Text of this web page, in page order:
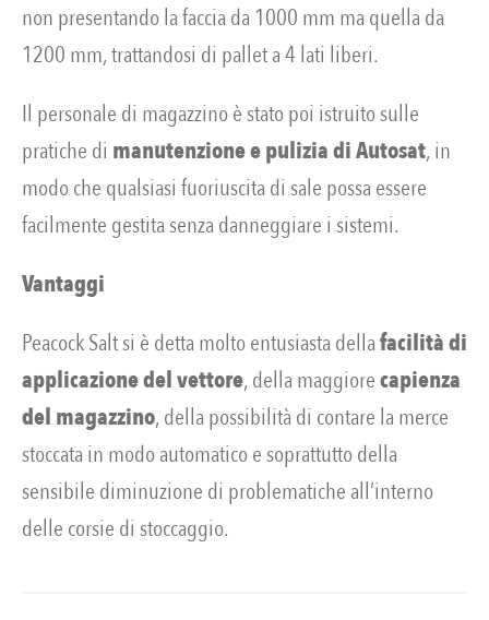
non presentando la faccia da 1000 mm ma quella da
1200 mm, trattandosi di pallet a 4 lati liberi.
Il personale di magazzino è stato poi istruito sulle
pratiche di manutenzione e pulizia di Autosat, in
modo che qualsiasi fuoriuscita di sale possa essere
facilmente gestita senza danneggiare i sistemi.
Vantaggi
Peacock Salt si è detta molto entusiasta dellafacilità di
applicazione del vettore, della maggiorecapienza
del magazzino, della possibilità di contare la merce
stoccata in modo automatico e soprattutto della
sensibile diminuzione di problematiche all’interno
delle corsie di stoccaggio.